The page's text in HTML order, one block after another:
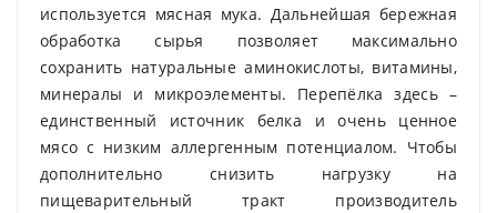
используется мясная мука. Дальнейшая бережная
обработка сырья позволяет максимально
сохранить натуральные аминокислоты, витамины,
минералы и микроэлементы. Перепёлка здесь –
единственный источник белка и очень ценное
мясо с низким аллергенным потенциалом. Чтобы
дополнительно снизить нагрузку на
пищеварительный тракт производитель